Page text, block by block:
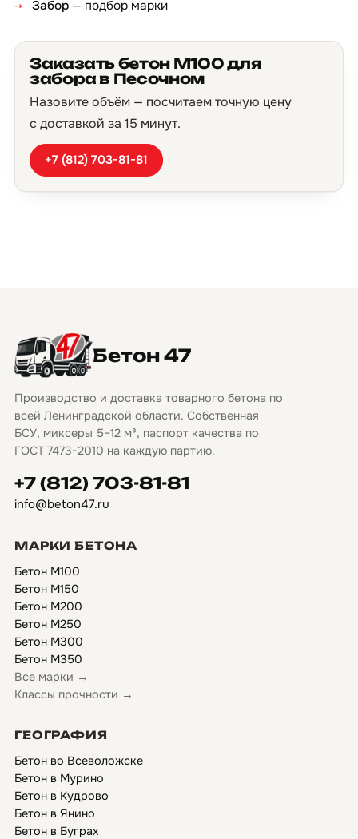
Забор — подбор марки
Заказать бетон М100 для
забора в Песочном
Назовите объём — посчитаем точную цену
с доставкой за 15 минут.
+7 (812) 703-81-81
Бетон 47
Производство и доставка товарного бетона по
всей Ленинградской области. Собственная
БСУ, миксеры 5–12 м³, паспорт качества по
ГОСТ 7473-2010 на каждую партию.
+7 (812) 703-81-81
info@beton47.ru
МАРКИ БЕТОНА
Бетон М100
Бетон М150
Бетон М200
Бетон М250
Бетон М300
Бетон М350
Все марки →
Классы прочности →
ГЕОГРАФИЯ
Бетон во Всеволожске
Бетон в Мурино
Бетон в Кудрово
Бетон в Янино
Бетон в Буграх